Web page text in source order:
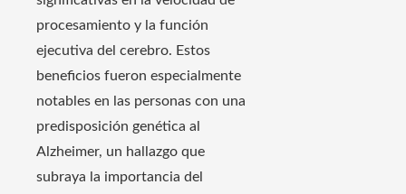
procesamiento y la función
ejecutiva del cerebro. Estos
beneficios fueron especialmente
notables en las personas con una
predisposición genética al
Alzheimer, un hallazgo que
subraya la importancia del